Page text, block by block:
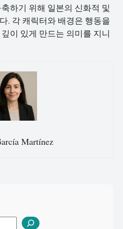
하기 위해 일본의 신화적 및
. 각 캐릭터와 배경은 행동을
이 있게 만드는 의미를 지니
Martínez